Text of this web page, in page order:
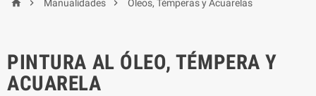
  Manualidades  Óleos, Témperas y Acuarelas
PINTURA AL ÓLEO, TÉMPERA Y
ACUARELA